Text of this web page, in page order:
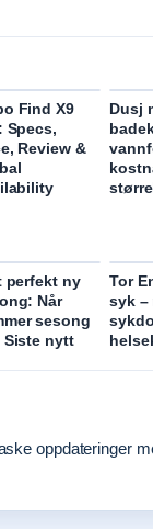
Find X9
Specs,
Review &
Dusj
perfekt ny
Når
sesong
Siste nytt
Tor
syk –
oppdateringer